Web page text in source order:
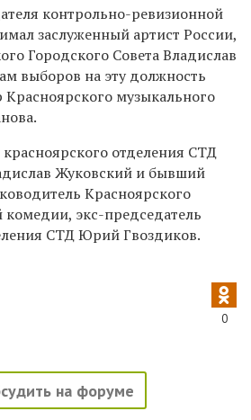
контрольно-ревизионной
заслуженный артист России,
Городского Совета Владислав
выборов на эту должность
Красноярского музыкального
отделения СТД
Жуковский и бывший
Красноярского
комедии, экс-председатель
СТД Юрий Гвоздиков.
0
на форуме